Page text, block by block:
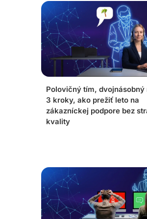
Kľúčové je priebežné
mesačný report, len tak možno
skôr, než zákazníci začnú
funkcionalitu ponúka napríklad
Daktela.
Polovičný tím, dvojnásobný
3 kroky, ako prežiť leto na
zákazníckej podpore bez
kvality